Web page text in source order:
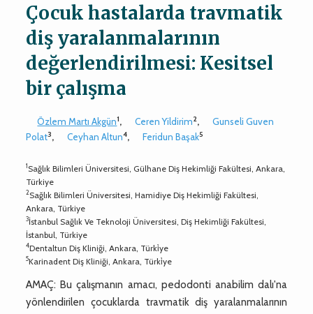
Çocuk hastalarda travmatik
diş yaralanmalarının
değerlendirilmesi: Kesitsel
bir çalışma
Özlem Martı Akgün1, Ceren Yildirim2,
Gunseli Guven
Polat3, Ceyhan Altun4, Feridun Başak5
1Sağlık Bilimleri Üniversitesi, Gülhane Diş Hekimliği Fakültesi, Ankara,
Türkiye
2Sağlık Bilimleri Üniversitesi, Hamidiye Diş Hekimliği Fakültesi,
Ankara, Türkiye
3İstanbul Sağlık Ve Teknoloji Üniversitesi, Diş Hekimliği Fakültesi,
İstanbul, Türkiye
4Dentaltun Diş Kliniği, Ankara, Türki̇ye
5Karinadent Diş Kliniği, Ankara, Türki̇ye
AMAÇ: Bu çalışmanın amacı, pedodonti anabilim dalı'na
yönlendirilen çocuklarda travmatik diş yaralanmalarının